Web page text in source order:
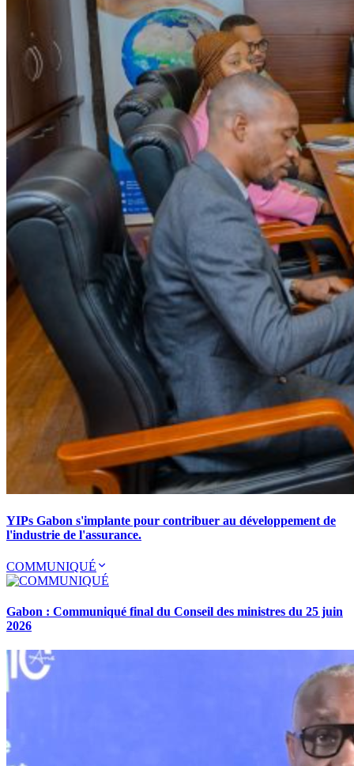
YIPs Gabon s'implante pour contribuer au développement de
l'industrie de l'assurance.
COMMUNIQUÉ
Gabon : Communiqué final du Conseil des ministres du 25 juin
2026